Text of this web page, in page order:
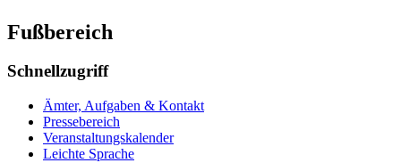
Fußbereich
Schnellzugriff
Ämter, Aufgaben & Kontakt
Pressebereich
Veranstaltungskalender
Leichte Sprache